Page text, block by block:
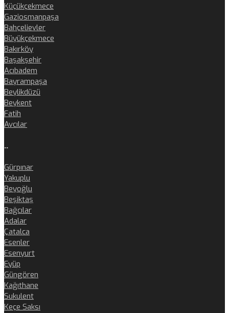
Küçükçekmece
Gaziosmanpaşa
Bahçelievler
Büyükçekmece
Bakırköy
Başakşehir
Acıbadem
Bayrampaşa
Beylikdüzü
Beykent
Fatih
Avcılar
..
Gürpınar
Yakuplu
Beyoğlu
Beşiktaş
Bağcılar
Adalar
Çatalca
Esenler
Esenyurt
Eyüp
Güngören
Kağıthane
Sukulent
Keçe Saksı